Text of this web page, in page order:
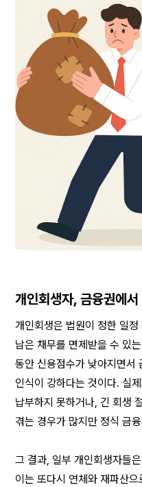
개인회생자, 금융권에
개인회생은 법원이 정한 일
남은 채무를 면제받을 수 있
동안 신용점수가 낮아지면서
인식이 강하다는 것이다. 실
납부하지 못하거나, 긴 회생
겪는 경우가 많지만 정식 금
그 결과, 일부 개인회생자들
이는 또다시 연체와 재파산